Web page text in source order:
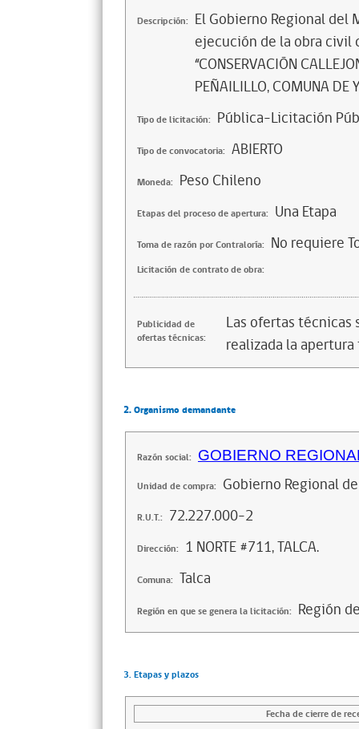
Descripción: El Gobierno Regional del
ejecución de la obra
“CONSERVACIÓN
PEÑAILILLO, COMUNA DE
Tipo de licitación: Pública-Licitación
Tipo de convocatoria: ABIERTO
Moneda: Peso Chileno
Etapas del proceso de apertura: Una Etapa
Toma de razón por Contraloría: No requiere
Licitación de contrato de obra:
Publicidad de
ofertas técnicas:
Las ofertas
realizada la
2. Organismo demandante
Razón social: GOBIERNO
Unidad de compra: Gobierno Regional
R.U.T.: 72.227.000-2
Dirección: 1 NORTE #711, TALCA.
Comuna: Talca
Región en que se genera la licitación: Región
3. Etapas y plazos
Fecha de cierre de